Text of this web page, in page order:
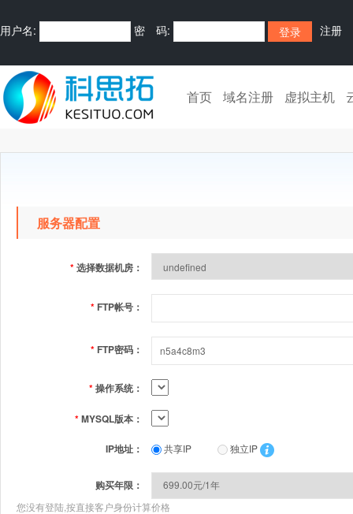
用户名: 密 码: 注册
首页 域名注册 虚拟主机
服务器配置
*选择数据机房：
* FTP帐号：
* FTP密码：
*操作系统：
*MYSQL版本：
IP地址： 共享IP 独立IP
购买年限：
您没有登陆,按直接客户身份计算价格